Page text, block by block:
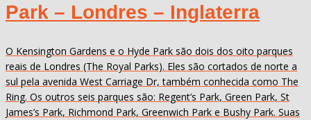
Park – Londres – Inglaterra
O Kensington Gardens e o Hyde Park são dois dos oito parques
reais de Londres (The Royal Parks). Eles são cortados de norte a
sul pela avenida West Carriage Dr, também conhecida como The
Ring. Os outros seis parques são: Regent’s Park, Green Park, St
James’s Park, Richmond Park, Greenwich Park e Bushy Park. Suas